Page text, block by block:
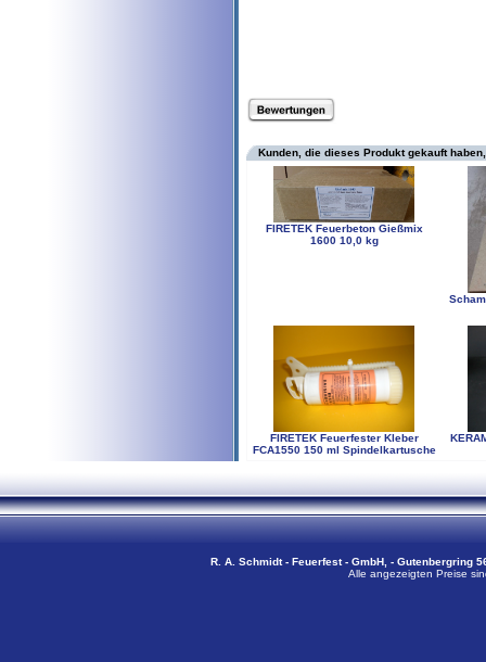
Kunden, die dieses Produkt gekauft
FIRETEK Feuerbeton Gießmix
1600 10,0 kg
FIRETEK Feuerfester Kleber
FCA1550 150 ml Spindelkartusche
R. A. Schmidt - Feuerfest - GmbH, - Gutenbergring
Alle angezeigten Preise